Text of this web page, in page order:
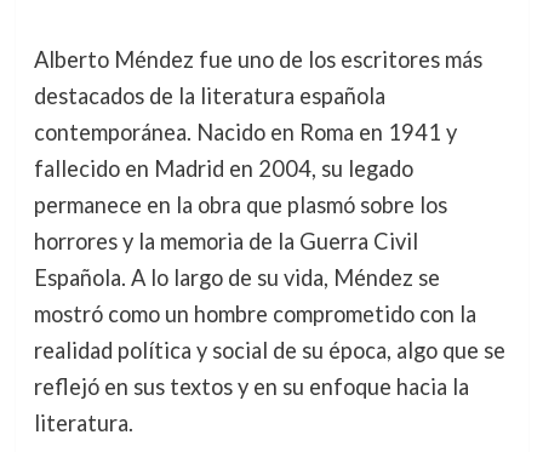
Alberto Méndez fue uno de los escritores más
destacados de la literatura española
contemporánea. Nacido en Roma en 1941 y
fallecido en Madrid en 2004, su legado
permanece en la obra que plasmó sobre los
horrores y la memoria de la Guerra Civil
Española. A lo largo de su vida, Méndez se
mostró como un hombre comprometido con la
realidad política y social de su época, algo que se
reflejó en sus textos y en su enfoque hacia la
literatura.